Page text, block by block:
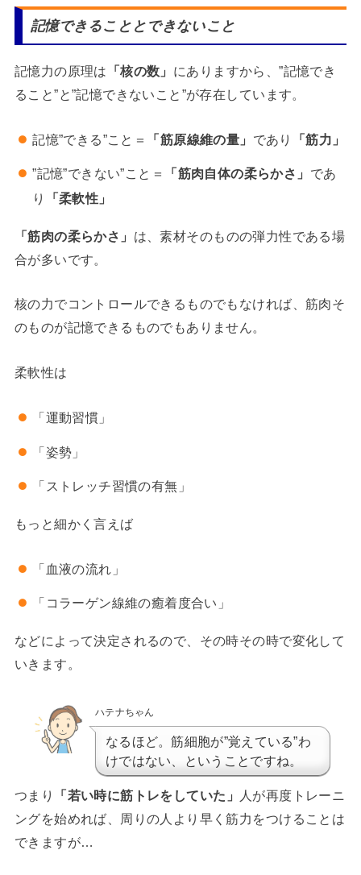
記憶できることとできないこと
記憶力の原理は 「核の数」 にありますから、”記憶でき
ること”と”記憶できないこと”が存在しています。
記憶”できる”こと＝ 「筋原線維の量」 であり 「筋力」
”記憶”できない”こと＝ 「筋肉自体の柔らかさ」 であ
り
「柔軟性」
「筋肉の柔らかさ」 は、素材そのものの弾力性である場
合が多いです。
核の力でコントロールできるものでもなければ、筋肉そ
のものが記憶できるものでもありません。
柔軟性は
「運動習慣」
「姿勢」
「ストレッチ習慣の有無」
もっと細かく言えば
「血液の流れ」
「コラーゲン線維の癒着度合い」
などによって決定されるので、その時その時で変化して
いきます。
ハテナちゃん
なるほど。筋細胞が”覚えている”わ
けではない、ということですね。
つまり 「若い時に筋トレをしていた」
人が再度トレーニ
ングを始めれば、周りの人より早く筋力をつけることは
できますが…